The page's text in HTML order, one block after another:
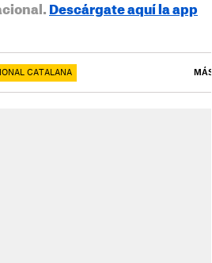
Descárgate aquí la app
CATALANA MÁS